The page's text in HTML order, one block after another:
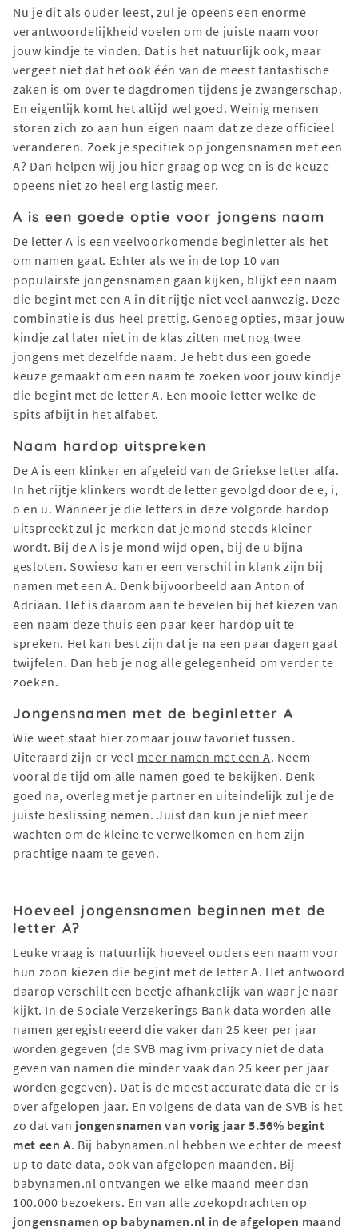
Nu je dit als ouder leest, zul je opeens een enorme
verantwoordelijkheid voelen om de juiste naam voor
jouw kindje te vinden. Dat is het natuurlijk ook, maar
vergeet niet dat het ook één van de meest fantastische
zaken is om over te dagdromen tijdens je zwangerschap.
En eigenlijk komt het altijd wel goed. Weinig mensen
storen zich zo aan hun eigen naam dat ze deze officieel
veranderen. Zoek je specifiek op jongensnamen met een
A? Dan helpen wij jou hier graag op weg en is de keuze
opeens niet zo heel erg lastig meer.
A is een goede optie voor jongens naam
De letter A is een veelvoorkomende beginletter als het
om namen gaat. Echter als we in de top 10 van
populairste jongensnamen gaan kijken, blijkt een naam
die begint met een A in dit rijtje niet veel aanwezig. Deze
combinatie is dus heel prettig. Genoeg opties, maar jouw
kindje zal later niet in de klas zitten met nog twee
jongens met dezelfde naam. Je hebt dus een goede
keuze gemaakt om een naam te zoeken voor jouw kindje
die begint met de letter A. Een mooie letter welke de
spits afbijt in het alfabet.
Naam hardop uitspreken
De A is een klinker en afgeleid van de Griekse letter alfa.
In het rijtje klinkers wordt de letter gevolgd door de e, i,
o en u. Wanneer je die letters in deze volgorde hardop
uitspreekt zul je merken dat je mond steeds kleiner
wordt. Bij de A is je mond wijd open, bij de u bijna
gesloten. Sowieso kan er een verschil in klank zijn bij
namen met een A. Denk bijvoorbeeld aan Anton of
Adriaan. Het is daarom aan te bevelen bij het kiezen van
een naam deze thuis een paar keer hardop uit te
spreken. Het kan best zijn dat je na een paar dagen gaat
twijfelen. Dan heb je nog alle gelegenheid om verder te
zoeken.
Jongensnamen met de beginletter A
Wie weet staat hier zomaar jouw favoriet tussen.
Uiteraard zijn er veel meer namen met een A. Neem
vooral de tijd om alle namen goed te bekijken. Denk
goed na, overleg met je partner en uiteindelijk zul je de
juiste beslissing nemen. Juist dan kun je niet meer
wachten om de kleine te verwelkomen en hem zijn
prachtige naam te geven.
Hoeveel jongensnamen beginnen met de
letter A?
Leuke vraag is natuurlijk hoeveel ouders een naam voor
hun zoon kiezen die begint met de letter A. Het antwoord
daarop verschilt een beetje afhankelijk van waar je naar
kijkt. In de Sociale Verzekerings Bank data worden alle
namen geregistreeerd die vaker dan 25 keer per jaar
worden gegeven (de SVB mag ivm privacy niet de data
geven van namen die minder vaak dan 25 keer per jaar
worden gegeven). Dat is de meest accurate data die er is
over afgelopen jaar. En volgens de data van de SVB is het
zo dat van jongensnamen van vorig jaar 5.56% begint
met een A. Bij babynamen.nl hebben we echter de meest
up to date data, ook van afgelopen maanden. Bij
babynamen.nl ontvangen we elke maand meer dan
100.000 bezoekers. En van alle zoekopdrachten op
jongensnamen op babynamen.nl in de afgelopen maand